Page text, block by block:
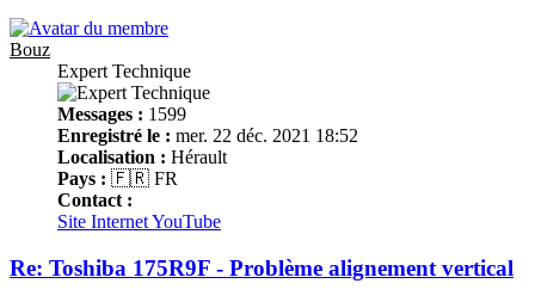
Bouz
Expert Technique
Messages : 1599
Enregistré le : mer. 22 déc. 2021 18:52
Localisation : Hérault
Pays : 🇫🇷 FR
Contact :
Site InternetYouTube
Re: Toshiba 175R9F - Problème alignement vertical